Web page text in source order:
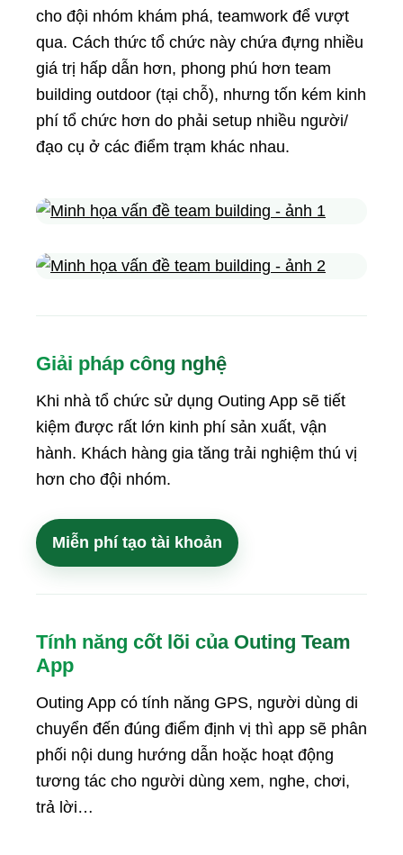
cho đội nhóm khám phá, teamwork để vượt
qua. Cách thức tổ chức này chứa đựng nhiều
giá trị hấp dẫn hơn, phong phú hơn team
building outdoor (tại chỗ), nhưng tốn kém kinh
phí tổ chức hơn do phải setup nhiều người/
đạo cụ ở các điểm trạm khác nhau.
Giải pháp công nghệ
Khi nhà tổ chức sử dụng Outing App sẽ tiết
kiệm được rất lớn kinh phí sản xuất, vận
hành. Khách hàng gia tăng trải nghiệm thú vị
hơn cho đội nhóm.
Miễn phí tạo tài khoản
Tính năng cốt lõi của Outing Team
App
Outing App có tính năng GPS, người dùng di
chuyển đến đúng điểm định vị thì app sẽ phân
phối nội dung hướng dẫn hoặc hoạt động
tương tác cho người dùng xem, nghe, chơi,
trả lời…